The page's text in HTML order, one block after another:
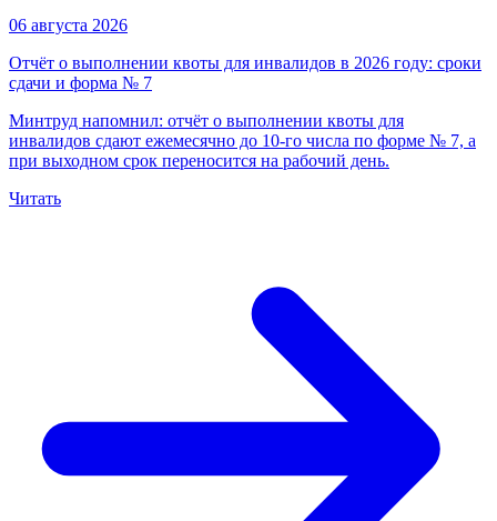
06 августа 2026
Отчёт о выполнении квоты для инвалидов в 2026 году: сроки
сдачи и форма № 7
Минтруд напомнил: отчёт о выполнении квоты для
инвалидов сдают ежемесячно до 10-го числа по форме № 7, а
при выходном срок переносится на рабочий день.
Читать